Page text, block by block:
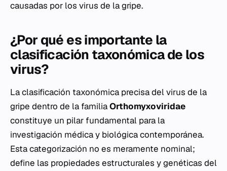
causadas por los virus de la gripe.
¿Por qué es importante la
clasificación taxonómica de los
virus?
La clasificación taxonómica precisa del virus de la
gripe dentro de la familiaOrthomyxoviridae
constituye un pilar fundamental para la
investigación médica y biológica contemporánea.
Esta categorización no es meramente nominal;
define las propiedades estructurales y genéticas del